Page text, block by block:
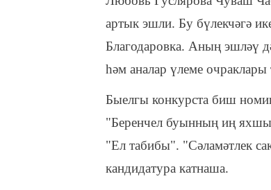
артык эшли. Бу бүлекчәгә
Благодаровка. Аның эшләү
һәм аналар үлеме очраклары
Быелгы конкурста биш
"Беренчел буынның иң
"Ел табибы". "Сәламәтлек
кандидатура катнаша.